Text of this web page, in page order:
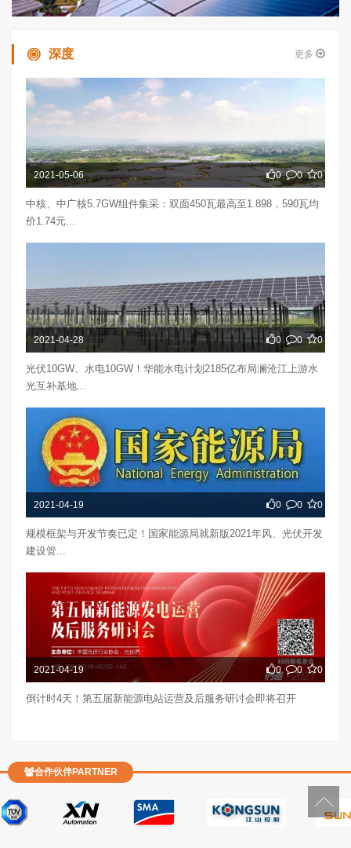
深度 更多
2021-05-06 0 0 0
中核、中广核5.7GW组件集采：双面450瓦最高至1.898，590瓦均
价1.74元...
2021-04-28 0 0 0
光伏10GW、水电10GW！华能水电计划2185亿布局澜沧江上游水
光互补基地...
2021-04-19 0 0 0
规模框架与开发节奏已定！国家能源局就新版2021年风、光伏开发
建设管...
2021-04-19 0 0 0
倒计时4天！第五届新能源电站运营及后服务研讨会即将召开
合作伙伴PARTNER